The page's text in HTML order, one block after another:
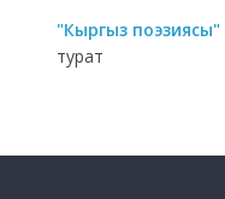
"Кыргыз поэзиясы"
турат